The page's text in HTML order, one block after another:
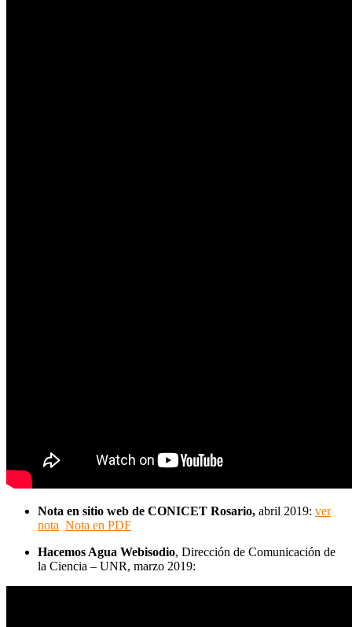
Nota en sitio web de CONICET Rosario, abril 2019: ver
nota Nota en PDF
Hacemos Agua Webisodio, Dirección de Comunicación de
la Ciencia – UNR, marzo 2019: